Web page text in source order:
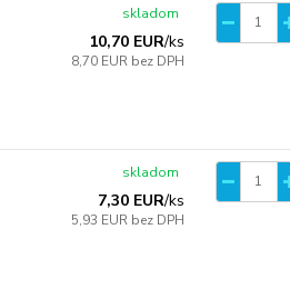
10,70 EUR/ks
8,70 EUR bez DPH
skladom
7,30 EUR/ks
5,93 EUR bez DPH
skladom